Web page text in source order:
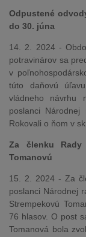
Odpustené
do 30. júna
14. 2. 2024 -
potravinárov sa
v
túto daňovú
vládneho návrhu
poslanci
Rokovali o ňom v
Za členku Rady
Tomanovú
15. 2. 2024 - Za
poslanci Národnej
Strempekovú
76 hlasov. O post
Tomanová bola